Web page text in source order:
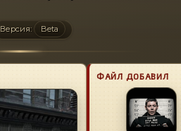
Версия: Beta
ФАЙЛ ДОБАВИЛ